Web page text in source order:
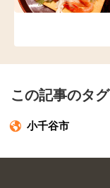
この記事のタグ
小千谷市